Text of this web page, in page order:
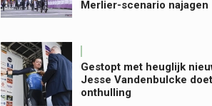
Merlier-scenario najagen
Gestopt met heuglijk
Jesse Vandenbulcke
onthulling